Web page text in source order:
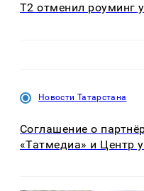
Т2 отменил роуминг
Новости Татарстана
Соглашение о
«Татмедиа» и Центр